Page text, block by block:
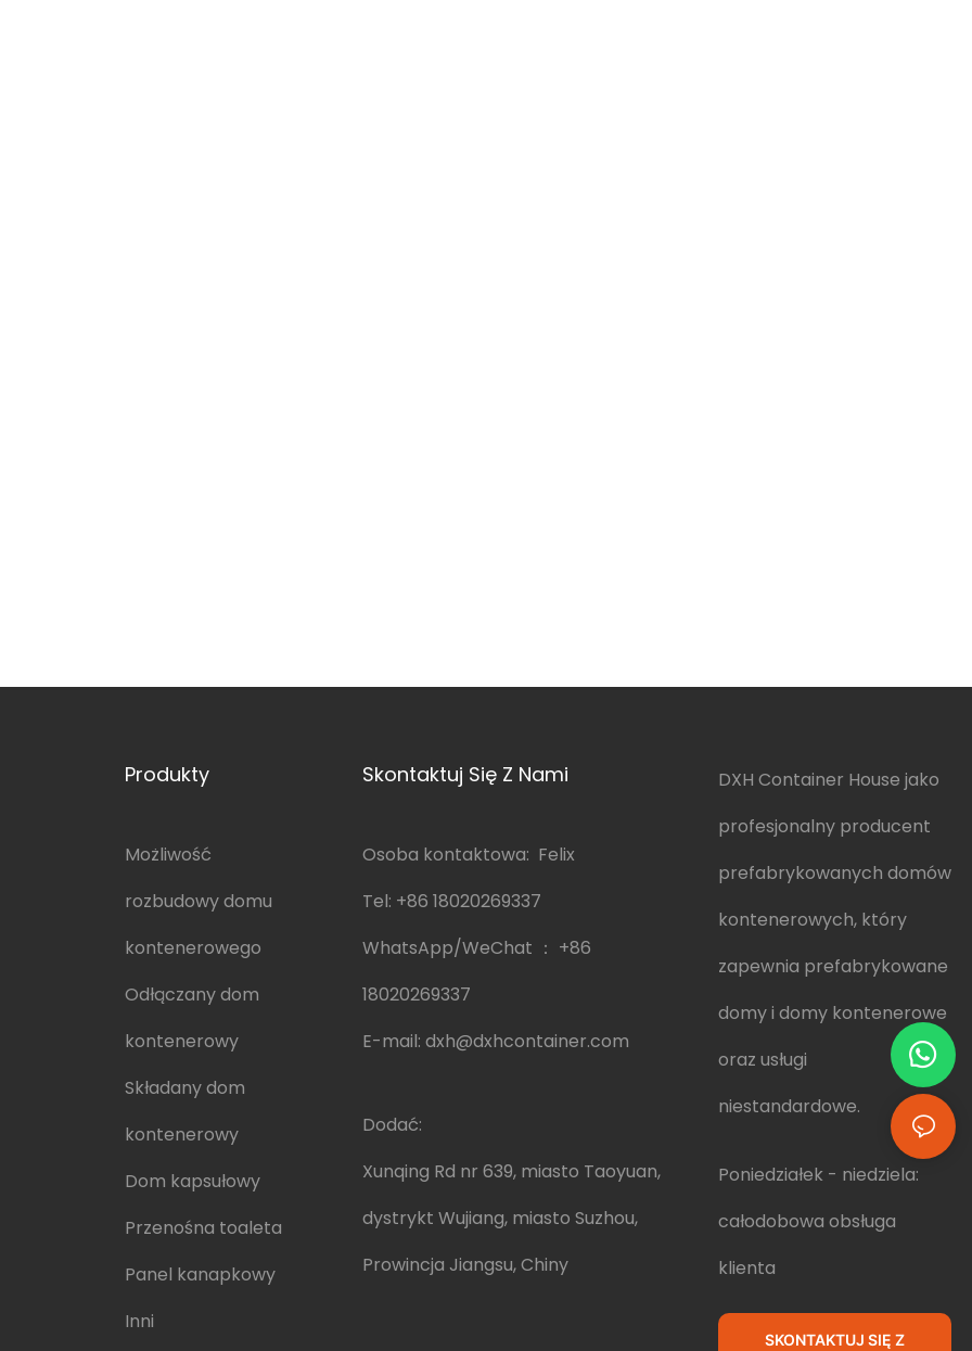
Produkty
Możliwość
rozbudowy domu
kontenerowego
Odłączany dom
kontenerowy
Składany dom
kontenerowy
Dom kapsułowy
Przenośna toaleta
Panel kanapkowy
Inni
Skontaktuj Się Z Nami
Osoba kontaktowa: Felix
Tel: +86 18020269337
WhatsApp/WeChat ： +86
18020269337
E-mail: dxh@dxhcontainer.com
Dodać:
Xunqing Rd nr 639, miasto Taoyuan,
dystrykt Wujiang, miasto Suzhou,
Prowincja Jiangsu, Chiny
DXH Container House jako
profesjonalny producent
prefabrykowanych domów
kontenerowych, który
zapewnia prefabrykowane
domy i domy kontenerowe
oraz usługi
niestandardowe.
Poniedziałek - niedziela:
całodobowa obsługa
klienta
SKONTAKTUJ SIĘ Z